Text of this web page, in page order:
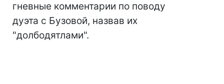
гневные комментарии по поводу
дуэта с Бузовой, назвав их
"долбодятлами".